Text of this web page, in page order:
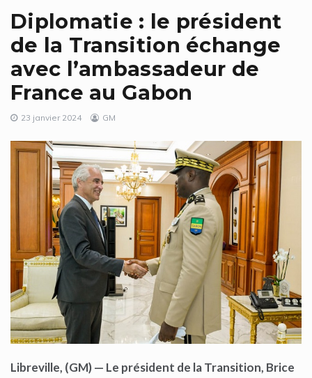
Diplomatie : le président
de la Transition échange
avec l’ambassadeur de
France au Gabon
23 janvier 2024 GM
Libreville, (GM) — Le président de la Transition, Brice